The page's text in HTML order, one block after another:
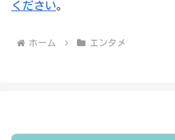
ください。
ホーム エンタメ